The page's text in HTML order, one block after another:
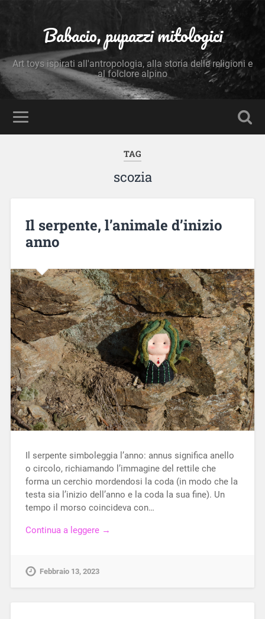
Babacio, pupazzi mitologici
Art toys ispirati all'antropologia, alla storia delle religioni e
al folclore alpino
TAG
scozia
Il serpente, l’animale d’inizio
anno
Il serpente simboleggia l’anno: annus significa anello
o circolo, richiamando l’immagine del rettile che
forma un cerchio mordendosi la coda (in modo che la
testa sia l’inizio dell’anno e la coda la sua fine). Un
tempo il morso coincideva con…
Continua a leggere →
Febbraio 13, 2023